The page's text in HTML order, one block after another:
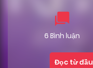
6 Bình luận
Đọc từ đầu